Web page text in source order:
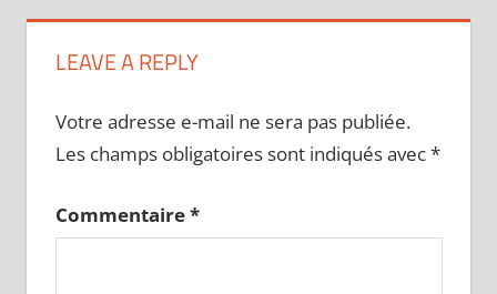
LEAVE A REPLY
Votre adresse e-mail ne sera pas publiée.
Les champs obligatoires sont indiqués avec*
Commentaire*